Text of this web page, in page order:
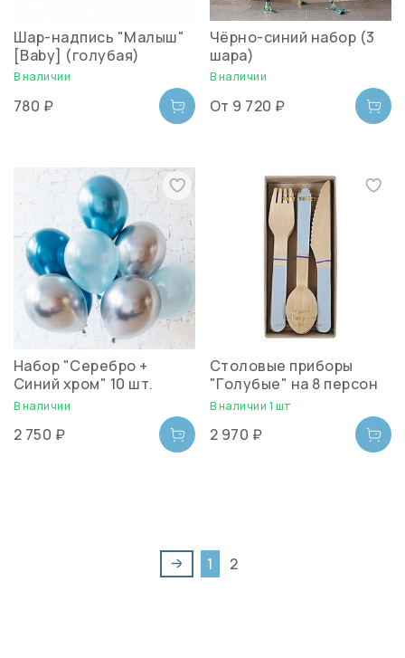
Шар-надпись "Малыш"
[Baby] (голубая)
В наличии
780 ₽
Чёрно-синий набор (3
шара)
В наличии
От 9 720 ₽
Набор "Серебро +
Синий хром" 10 шт.
В наличии
2 750 ₽
Столовые приборы
"Голубые" на 8 персон
В наличии 1 шт
2 970 ₽
1 2